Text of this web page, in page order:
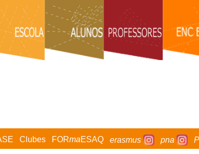
Clubes FORmaESAQ erasmus pna